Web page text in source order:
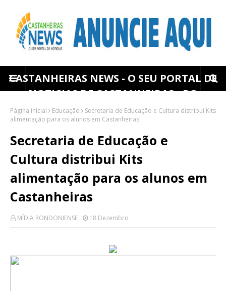
CASTANHEIRAS NEWS - O SEU PORTAL DE
NOTICIAS DE CASTANHEIRAS - RO
Página inicial Educação
Secretaria de Educação e Cultura distribui Kits
alimentação para os alunos em Castanheiras
Secretaria de Educação e
Cultura distribui Kits
alimentação para os alunos em
Castanheiras
MÍDIA RONDONIENSE 18 Dezembro